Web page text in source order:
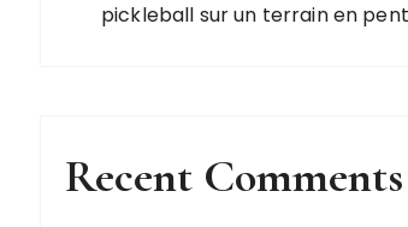
pickleball sur un terrain en
Recent Comments